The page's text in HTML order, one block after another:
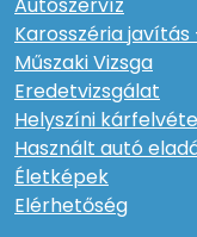
Karosszéria javítás
Műszaki Vizsga
Eredetvizsgálat
Helyszíni
Használt autó
Életképek
Elérhetőség